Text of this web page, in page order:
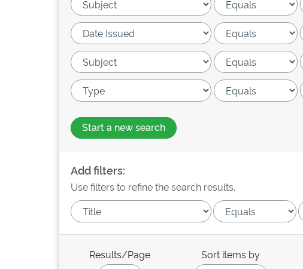
Start a new search
Add filters:
Use filters to refine the search results.
Results/Page Sort items by